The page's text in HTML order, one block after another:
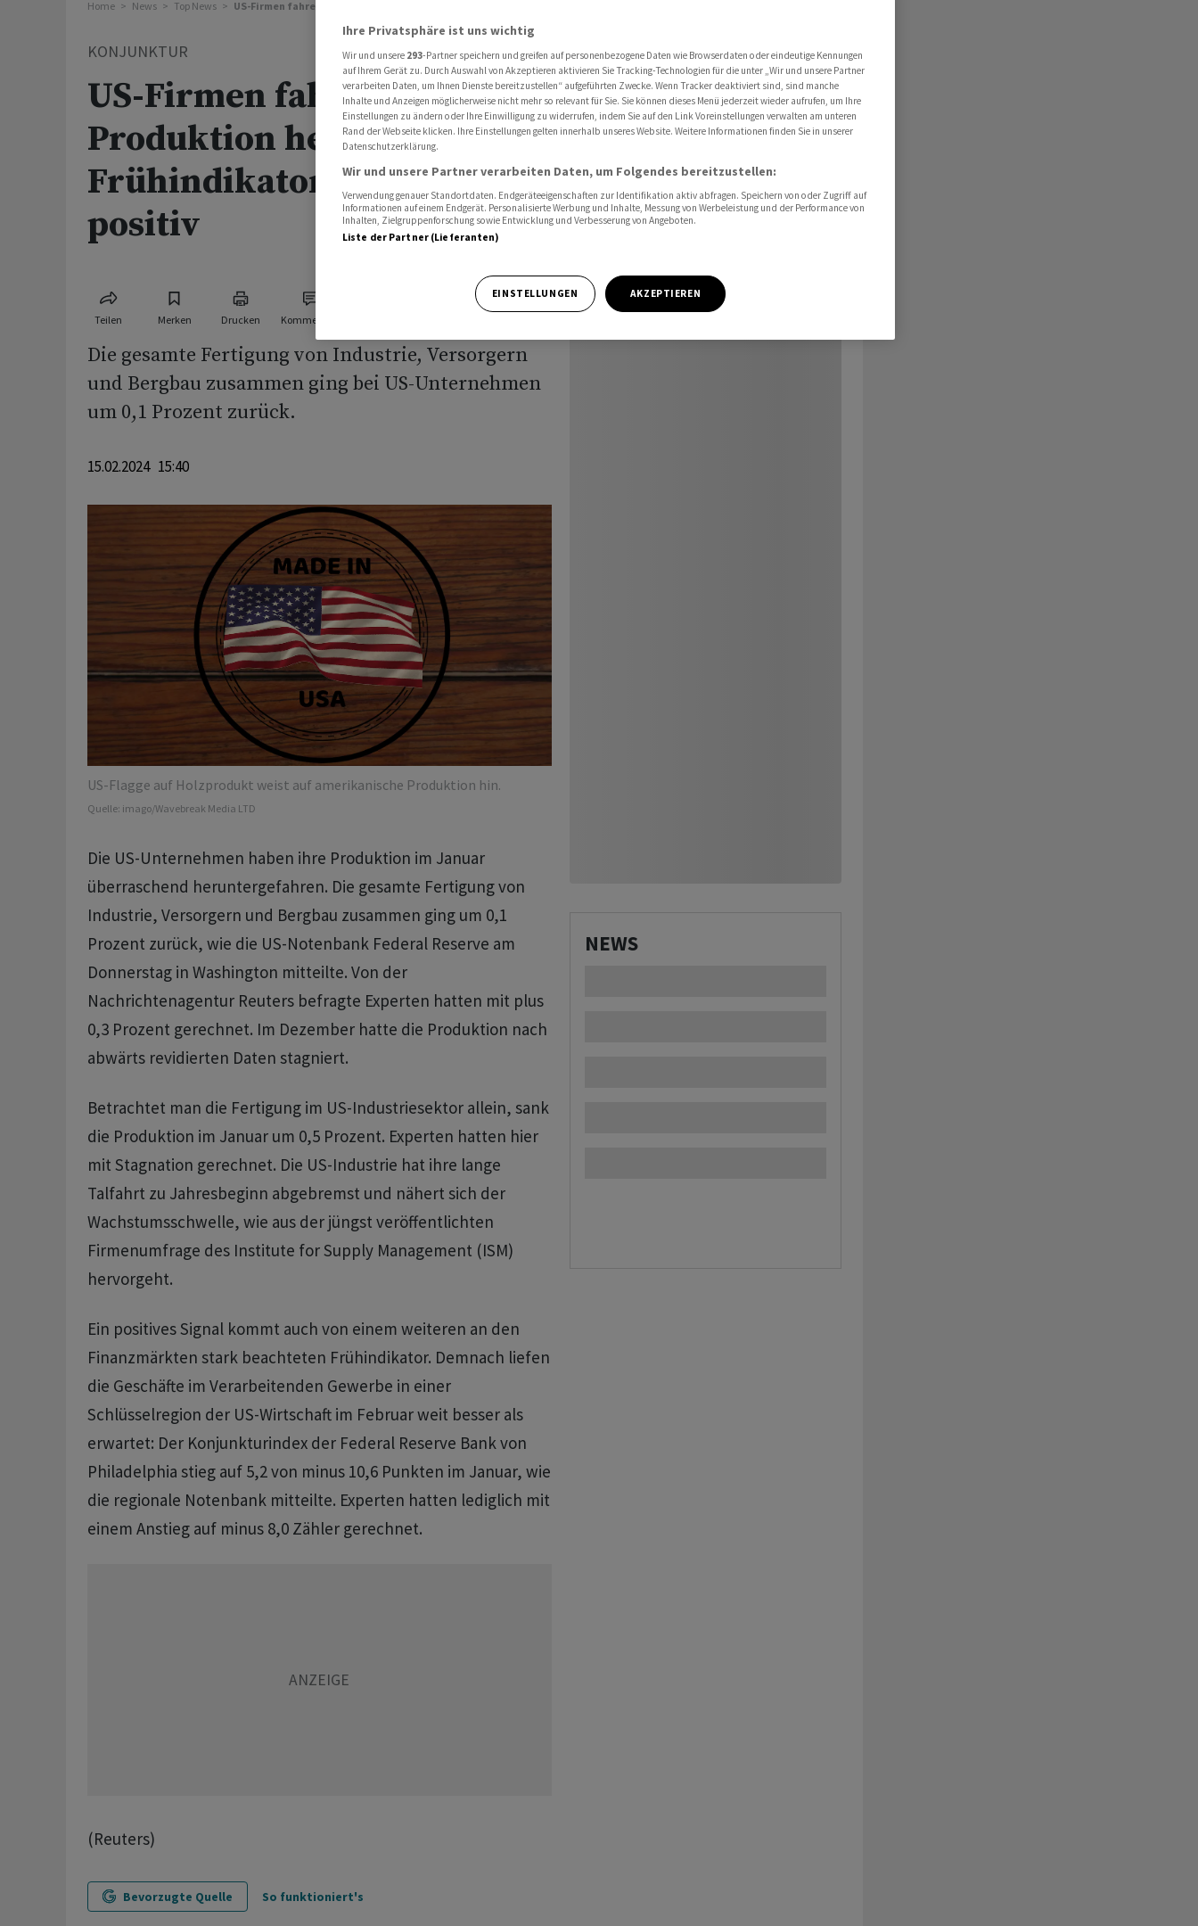
Home News Top News US-Firmen fahren Produktion herunter - Doch Frühindikator überrascht positiv
KONJUNKTUR
US-Firmen fahren
Produktion herunter - Doch
Frühindikator überrascht
positiv
Teilen Merken Drucken Kommentare
Die gesamte Fertigung von Industrie, Versorgern
und Bergbau zusammen ging bei US-Unternehmen
um 0,1 Prozent zurück.
15.02.2024 15:40
US-Flagge auf Holzprodukt weist auf amerikanische Produktion hin.
Quelle: imago/Wavebreak Media LTD
Die US-Unternehmen haben ihre Produktion im Januar
überraschend heruntergefahren. Die gesamte Fertigung von
Industrie, Versorgern und Bergbau zusammen ging um 0,1
Prozent zurück, wie die US-Notenbank Federal Reserve am
Donnerstag in Washington mitteilte. Von der
Nachrichtenagentur Reuters befragte Experten hatten mit plus
0,3 Prozent gerechnet. Im Dezember hatte die Produktion nach
abwärts revidierten Daten stagniert.
Betrachtet man die Fertigung im US-Industriesektor allein, sank
die Produktion im Januar um 0,5 Prozent. Experten hatten hier
mit Stagnation gerechnet. Die US-Industrie hat ihre lange
Talfahrt zu Jahresbeginn abgebremst und nähert sich der
Wachstumsschwelle, wie aus der jüngst veröffentlichten
Firmenumfrage des Institute for Supply Management (ISM)
hervorgeht.
Ein positives Signal kommt auch von einem weiteren an den
Finanzmärkten stark beachteten Frühindikator. Demnach liefen
die Geschäfte im Verarbeitenden Gewerbe in einer
Schlüsselregion der US-Wirtschaft im Februar weit besser als
erwartet: Der Konjunkturindex der Federal Reserve Bank von
Philadelphia stieg auf 5,2 von minus 10,6 Punkten im Januar, wie
die regionale Notenbank mitteilte. Experten hatten lediglich mit
einem Anstieg auf minus 8,0 Zähler gerechnet.
(Reuters)
Bevorzugte Quelle So funktioniert's
NEWS
Ihre Privatsphäre ist uns wichtig
Wir und unsere 293-Partner speichern und greifen auf personenbezogene Daten wie Browserdaten oder eindeutige Kennungen
auf Ihrem Gerät zu. Durch Auswahl von Akzeptieren aktivieren Sie Tracking-Technologien für die unter „Wir und unsere Partner
verarbeiten Daten, um Ihnen Dienste bereitzustellen“ aufgeführten Zwecke. Wenn Tracker deaktiviert sind, sind manche
Inhalte und Anzeigen möglicherweise nicht mehr so relevant für Sie. Sie können dieses Menü jederzeit wieder aufrufen, um Ihre
Einstellungen zu ändern oder Ihre Einwilligung zu widerrufen, indem Sie auf den Link Voreinstellungen verwalten am unteren
Rand der Webseite klicken. Ihre Einstellungen gelten innerhalb unseres Website. Weitere Informationen finden Sie in unserer
Datenschutzerklärung.
Wir und unsere Partner verarbeiten Daten, um Folgendes bereitzustellen:
Verwendung genauer Standortdaten. Endgeräteeigenschaften zur Identifikation aktiv abfragen. Speichern von oder Zugriff auf
Informationen auf einem Endgerät. Personalisierte Werbung und Inhalte, Messung von Werbeleistung und der Performance von
Inhalten, Zielgruppenforschung sowie Entwicklung und Verbesserung von Angeboten.
Liste der Partner (Lieferanten)
EINSTELLUNGEN AKZEPTIEREN